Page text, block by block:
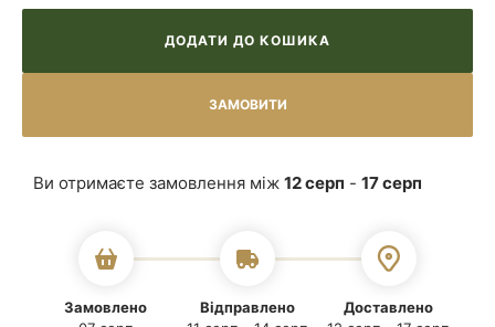
АБО
НЕДОСТУПНИЙ
АБО
НЕДОСТУПНИЙ
ДОДАТИ ДО КОШИКА
Ви отримаєте замовлення між 12 серп - 17 серп
Замовлено
Відправлено
Доставлено